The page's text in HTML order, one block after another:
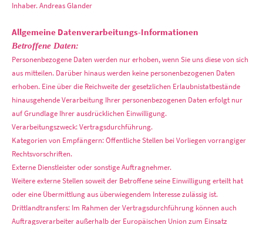
Inhaber. Andreas Glander
Allgemeine Datenverarbeitungs-Informationen
Betroffene Daten:
Personenbezogene Daten werden nur erhoben, wenn Sie uns diese von sich
aus mitteilen. Darüber hinaus werden keine personenbezogenen Daten
erhoben. Eine über die Reichweite der gesetzlichen Erlaubnistatbestände
hinausgehende Verarbeitung Ihrer personenbezogenen Daten erfolgt nur
auf Grundlage Ihrer ausdrücklichen Einwilligung.
Verarbeitungszweck: Vertragsdurchführung.
Kategorien von Empfängern: Öffentliche Stellen bei Vorliegen vorrangiger
Rechtsvorschriften.
Externe Dienstleister oder sonstige Auftragnehmer.
Weitere externe Stellen soweit der Betroffene seine Einwilligung erteilt hat
oder eine Übermittlung aus überwiegendem Interesse zulässig ist.
Drittlandtransfers: Im Rahmen der Vertragsdurchführung können auch
Auftragsverarbeiter außerhalb der Europäischen Union zum Einsatz